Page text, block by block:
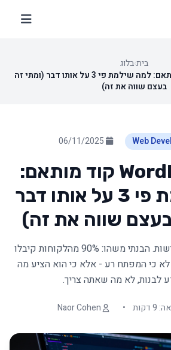
בית›בלוג
WordPress VS קוד מותאם: למה שילמת פי 3 על אותו דבר (ומתי זה
בעצם שווה את זה)
Web
WordPress VS קוד מותאם:
למה שילמת פי 3 על אותו דבר
שווה את זה)
בניתי אתרים בשתי הגישות. הבנתי משהו: 90% מהלקוחות קיבלו
לא כי המפתח רע - אלא כי הוא הציע מה
לבנות, לא מה שאתה צריך.
•
Naor Cohen